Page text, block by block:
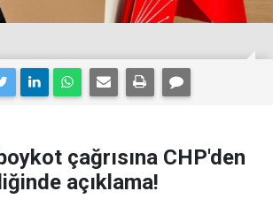
çağrısına CHP'den
açıklama!